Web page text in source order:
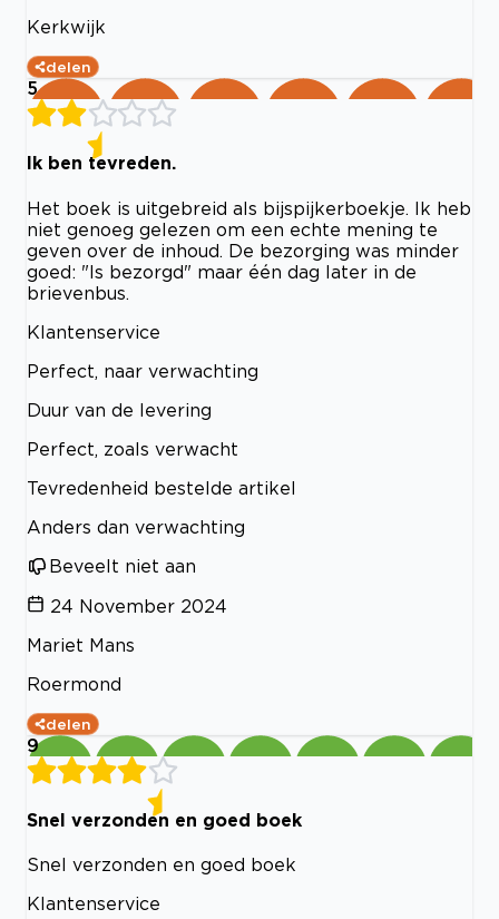
Kerkwijk
delen
5
Ik ben tevreden.
Het boek is uitgebreid als bijspijkerboekje. Ik heb
niet genoeg gelezen om een echte mening te
geven over de inhoud. De bezorging was minder
goed: "Is bezorgd" maar één dag later in de
brievenbus.
Klantenservice
Perfect, naar verwachting
Duur van de levering
Perfect, zoals verwacht
Tevredenheid bestelde artikel
Anders dan verwachting
Beveelt niet aan
24 November 2024
Mariet Mans
Roermond
delen
9
Snel verzonden en goed boek
Snel verzonden en goed boek
Klantenservice